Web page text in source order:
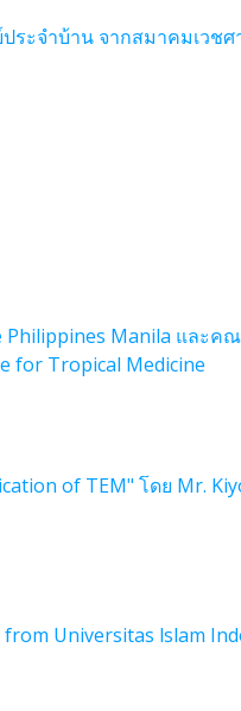
จำบ้าน จากสมาคมเวชศ
Manila และ
for Tropical Medicine
of TEM" โดย Mr.
Universitas lslam